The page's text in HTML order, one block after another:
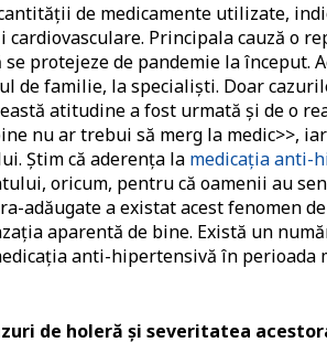
de medicamente utilizate,
Principala cauză o
protejeze de pandemie la început.
de familie, la specialiști. Doar
atitudine a fost urmată și de o
nu ar trebui să merg la medic>>,
Știm că aderența la medicația anti-
oricum, pentru că oamenii au
adăugate a existat acest fenomen
aparentă de bine. Există un
anti-hipertensivă în perioada
de holeră şi severitatea